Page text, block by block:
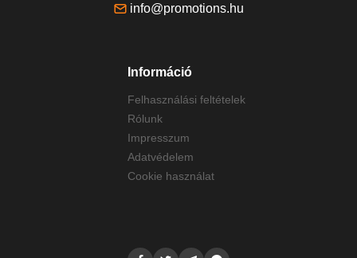
info@promotions.hu
Információ
Felhasználási feltételek
Rólunk
Impresszum
Adatvédelem
Cookie használat